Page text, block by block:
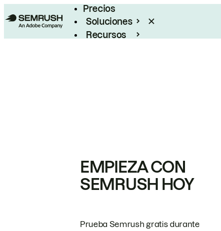
Precios
Soluciones
Recursos
EMPIEZA CON
SEMRUSH HOY
Prueba Semrush gratis durante